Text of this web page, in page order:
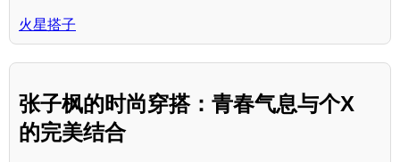
火星搭子
张子枫的时尚穿搭：青春气息与个X
的完美结合